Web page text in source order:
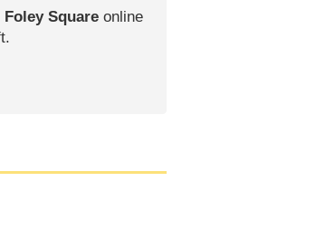
Foley Squareonline